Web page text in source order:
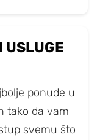
USLUGE
ponude u
tako da vam
svemu što